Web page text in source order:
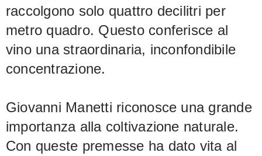
raccolgono solo quattro decilitri per
metro quadro. Questo conferisce al
vino una straordinaria, inconfondibile
concentrazione.
Giovanni Manetti riconosce una grande
importanza alla coltivazione naturale.
Con queste premesse ha dato vita al